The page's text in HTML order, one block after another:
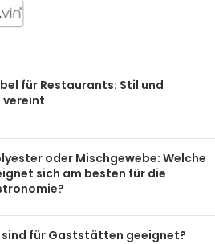
für Restaurants: Stil und
oder Mischgewebe: Welche
sich am besten für die
sind für Gaststätten geeignet?